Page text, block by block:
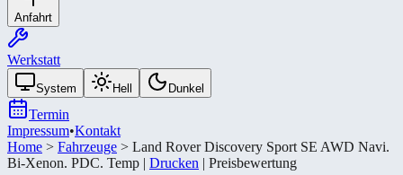
Anfahrt
Werkstatt
System Hell Dunkel
Termin
Impressum•Kontakt
Home > Fahrzeuge > Land Rover Discovery Sport SE AWD Navi.
Bi-​Xenon. PDC. Temp | Drucken | Preisbewertung